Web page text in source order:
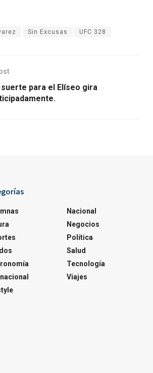
Sin Excusas UFC 328
suerte para el Elíseo gira
Nacional
Negocios
Política
Salud
Tecnología
Viajes